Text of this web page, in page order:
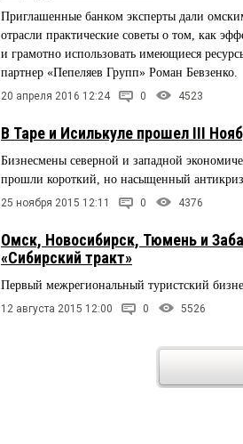
Приглашенные банком эксперты дали
отрасли практические советы о том, как
и грамотно использовать имеющиеся
партнер «Пепеляев Групп» Роман Бевзенко.
20 апреля 2016 12:24 0 4523
В Таре и Исилькуле прошел III
Бизнесмены северной и западной
прошли короткий, но насыщенный
25 ноября 2015 12:11 0 4376
Омск, Новосибирск, Тюмень и
«Сибирский тракт»
Первый межрегиональный туристский
12 августа 2015 12:00 0 5526